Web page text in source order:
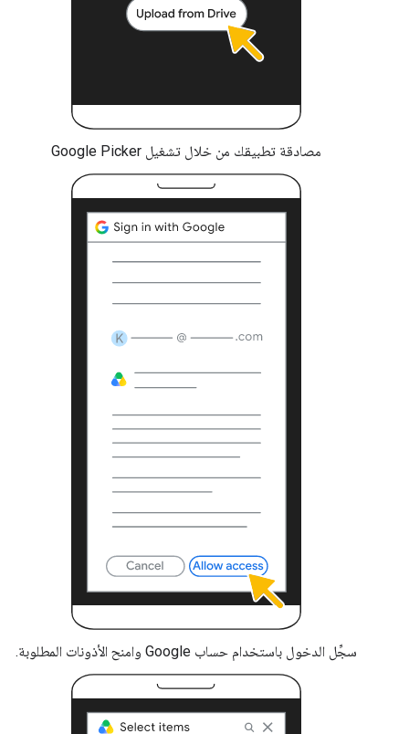
مصادقة تطبيقك من خلال تشغيل Google Picker
سجِّل الدخول باستخدام حساب Google وامنح الأذونات المطلوبة.